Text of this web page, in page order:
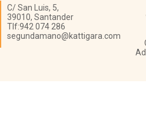
C/ San Luis, 5,
39010, Santander
Tlf:942 074 286
segundamano@kattigara.com